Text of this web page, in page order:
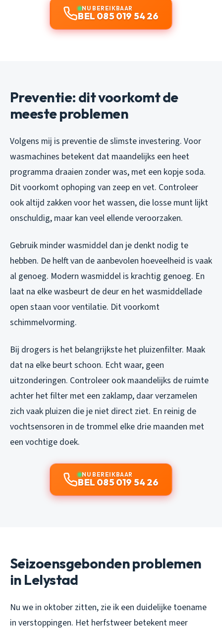
NU BEREIKBAAR
BEL 085 019 54 26
Preventie: dit voorkomt de
meeste problemen
Volgens mij is preventie de slimste investering. Voor
wasmachines betekent dat maandelijks een heet
programma draaien zonder was, met een kopje soda.
Dit voorkomt ophoping van zeep en vet. Controleer
ook altijd zakken voor het wassen, die losse munt lijkt
onschuldig, maar kan veel ellende veroorzaken.
Gebruik minder wasmiddel dan je denkt nodig te
hebben. De helft van de aanbevolen hoeveelheid is vaak
al genoeg. Modern wasmiddel is krachtig genoeg. En
laat na elke wasbeurt de deur en het wasmiddellade
open staan voor ventilatie. Dit voorkomt
schimmelvorming.
Bij drogers is het belangrijkste het pluizenfilter. Maak
dat na elke beurt schoon. Echt waar, geen
uitzonderingen. Controleer ook maandelijks de ruimte
achter het filter met een zaklamp, daar verzamelen
zich vaak pluizen die je niet direct ziet. En reinig de
vochtsensoren in de trommel elke drie maanden met
een vochtige doek.
NU BEREIKBAAR
BEL 085 019 54 26
Seizoensgebonden problemen
in Lelystad
Nu we in oktober zitten, zie ik een duidelijke toename
in verstoppingen. Het herfstweer betekent meer